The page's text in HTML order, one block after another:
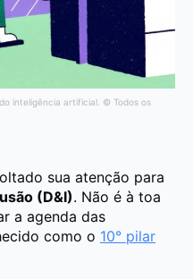
inteligência artificial. © Todos os
sua atenção para
(D&I). Não é à toa
a agenda das
como o 10° pilar